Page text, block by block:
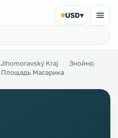
USD▾
Jihomoravský Kraj
Зноймо
Площадь Масарика